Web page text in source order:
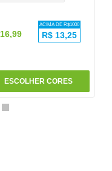
16,99
ACIMA DE R$1000
R$ 13,25
ESCOLHER CORES